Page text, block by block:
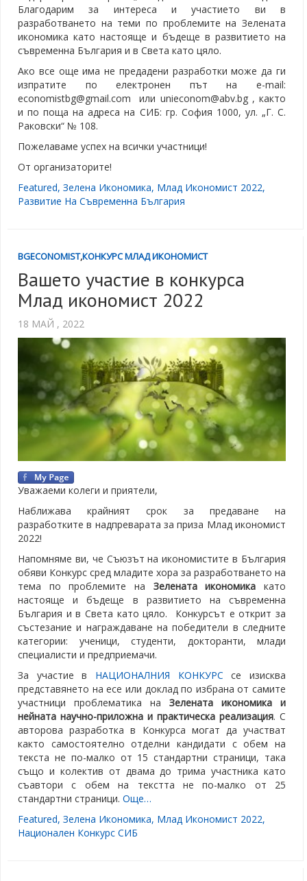
Благодарим за интереса и участието ви в
разработването на теми по проблемите на Зелената
икономика като настояще и бъдеще в развитието на
съвременна България и в Света като цяло.
Ако все още има не предадени разработки може да ги
изпратите по електронен път на e-mail:
economistbg@gmail.com или unieconom@abv.bg , както
и по поща на адреса на СИБ: гр. София 1000, ул. „Г. С.
Раковски“ № 108.
Пожелаваме успех на всички участници!
От организаторите!
Featured, Зелена Икономика, Млад Икономист 2022,
Развитие На Съвременна България
BGECONOMIST,КОНКУРС МЛАД ИКОНОМИСТ
Вашето участие в конкурса
Млад икономист 2022
18 МАЙ , 2022
Уважаеми колеги и приятели,
Наближава крайният срок за предаване на
разработките в надпреварата за приза Млад икономист
2022!
Напомняме ви, че Съюзът на икономистите в България
обяви Конкурс сред младите хора за разработването на
тема по проблемите на Зелената икономика като
настояще и бъдеще в развитието на съвременна
България и в Света като цяло. Конкурсът е открит за
състезание и награждаване на победители в следните
категории: ученици, студенти, докторанти, млади
специалисти и предприемачи.
За участие в НАЦИОНАЛНИЯ КОНКУРСсе изисква
представянето на есе или доклад по избрана от самите
участници проблематика на Зелената икономика и
нейната научно-приложна и практическа реализация. С
авторова разработка в Конкурса могат да участват
както самостоятелно отделни кандидати с обем на
текста не по-малко от 15 стандартни страници, така
също и колектив от двама до трима участника като
съавтори с обем на текстта не по-малко от 25
стандартни страници. Още…
Featured, Зелена Икономика, Млад Икономист 2022,
Национален Конкурс СИБ